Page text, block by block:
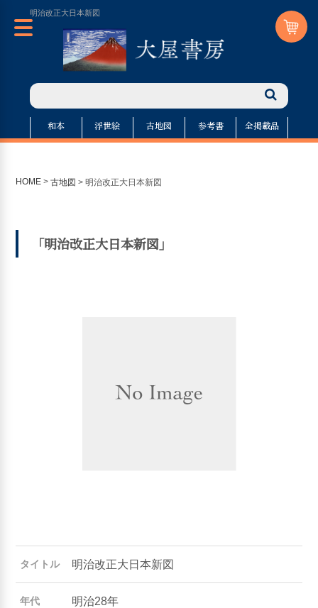
明治改正大日本新図
和本 浮世絵 古地図 参考書 全掲載品
HOME >古地図 >明治改正大日本新図
「明治改正大日本新図」
タイトル 明治改正大日本新図
年代 明治28年